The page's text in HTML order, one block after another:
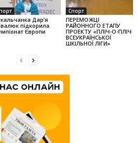
Дар’я
підкорила
Європи
Спорт
ПЕРЕМОЖЦІ
РАЙОННОГО ЕТАПУ
ПРОЕКТУ «ПЛІЧ-О-ПЛІЧ
ВСЕУКРАЇНСЬКОЇ
ШКІЛЬНОЇ ЛІГИ»